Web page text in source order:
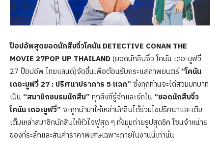
ป็อปอัพสุดยอดนักสืบจิ๋วโคนัน DETECTIVE CONAN THE
MOVIE 27POP UP THAILAND(ยอดนักสืบจิ๋ว โคนัน เดอะมูฟวี่
27 ป็อปอัพ ไทยแลนด์)จัดขึ้นเพื่อต้อนรับกระแสภาพยนตร์“โคนัน
เดอะมูฟวี่ 27 : ปริศนาปราการ 5 แฉก” ซึ่งทุกท่านจะได้สวมบทบาท
เป็น “สมาชิกชมรมนักสืบ” ทุกสิ่งที่รู้จักและรักใน “ยอดนักสืบจิ๋ว
โคนัน เดอะมูฟวี่” จะถูกนำมาให้เหล่านักสืบได้ร่วมไขปริศนาและเติม
เต็มเหล่าสมาชิกนักสืบให้หัวใจฟูสุด ๆ ทั้งมุมถ่ายรูปสุดชิค โซนจำหน่าย
ของที่ระลึกและสินค้าราคาพิเศษเฉพาะภายในงานนี้เท่านั้น